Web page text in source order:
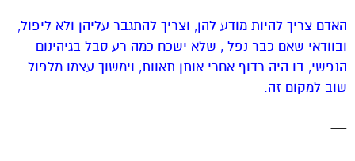
האדם צריך להיות מודע להן, וצריך להתגבר עליהן ולא ליפול,
ובוודאי שאם כבר נפל , שלא ישכח כמה רע סבל בגיהינום
הנפשי, בו היה רדוף אחרי אותן תאוות, וימשוך עצמו מלפול
שוב למקום זה.
—